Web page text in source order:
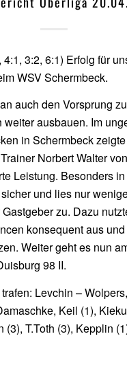
3:2, 6:1) Erfolg für
WSV Schermbeck.
auch den Vorsprung
ausbauen. Im
in Schermbeck
Norbert Walter
Leistung. Besonders
und lies nur
zu. Dazu
konsequent aus
Weiter geht es nun
98 II.
Levchin –
Keil (1),
(3), T.Toth (3), Kepplin